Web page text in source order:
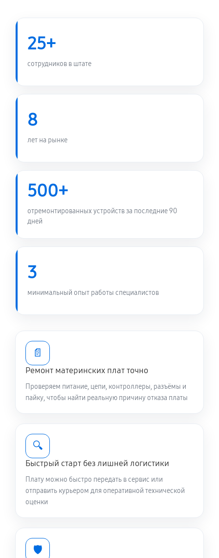
25+
сотрудников в штате
8
лет на рынке
500+
отремонтированных устройств за последние 90
дней
3
минимальный опыт работы специалистов
📄
Ремонт материнских плат точно
Проверяем питание, цепи, контроллеры, разъёмы и
пайку, чтобы найти реальную причину отказа платы
🔍
Быстрый старт без лишней логистики
Плату можно быстро передать в сервис или
отправить курьером для оперативной технической
оценки
🛡️